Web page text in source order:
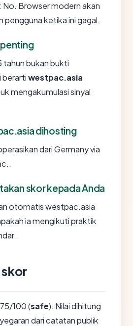
Browser modern akan
ketika ini gagal.
tahun bukan bukti
berartiwestpac.asia
mengakumulasi sinyal
dihosting
dari Germany via
skor kepada Anda
otomatis westpac.asia
ia mengikuti praktik
skor
100 (safe). Nilai dihitung
dari catatan publik